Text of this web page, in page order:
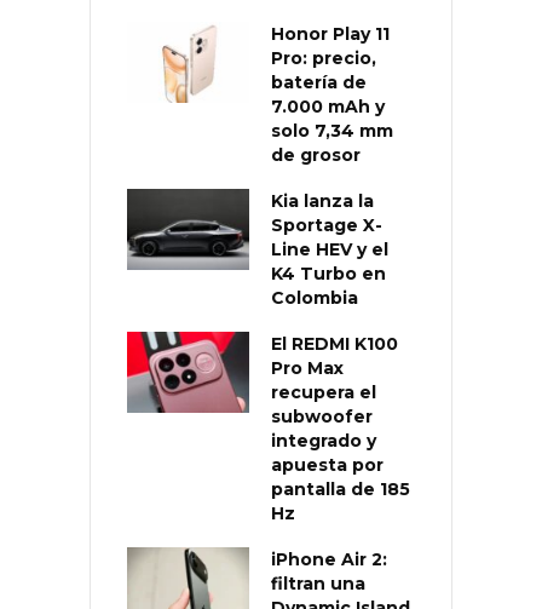
Honor Play 11
Pro: precio,
batería de
7.000 mAh y
solo 7,34 mm
de grosor
Kia lanza la
Sportage X-
Line HEV y el
K4 Turbo en
Colombia
El REDMI K100
Pro Max
recupera el
subwoofer
integrado y
apuesta por
pantalla de 185
Hz
iPhone Air 2:
filtran una